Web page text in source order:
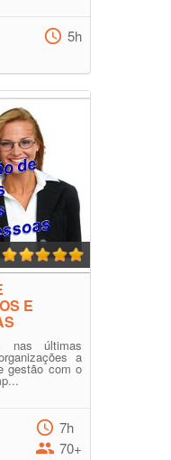
5h
E
nas últimas
a
gestão com o
7h
70+